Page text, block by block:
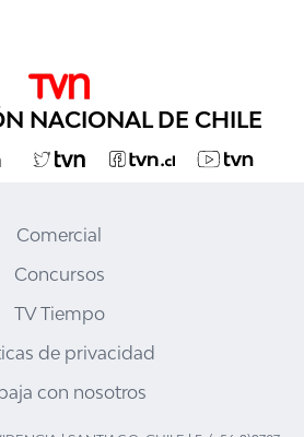
NACIONAL DE CHILE
Comercial
Concursos
TV Tiempo
de privacidad
con nosotros